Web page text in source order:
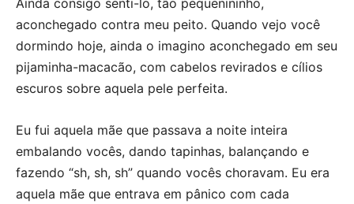
aconchegado contra meu peito. Quando vejo você
dormindo hoje, ainda o imagino aconchegado em seu
pijaminha-macacão, com cabelos revirados e cílios
escuros sobre aquela pele perfeita.
Eu fui aquela mãe que passava a noite inteira
embalando vocês, dando tapinhas, balançando e
fazendo “sh, sh, sh” quando vocês choravam. Eu era
aquela mãe que entrava em pânico com cada